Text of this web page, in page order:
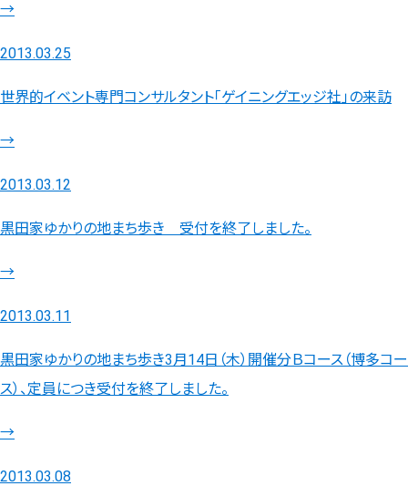
→
2013.03.25
世界的イベント専門コンサルタント「ゲイニングエッジ社」の来訪
→
2013.03.12
黒田家ゆかりの地まち歩き 受付を終了しました。
→
2013.03.11
黒田家ゆかりの地まち歩き3月14日（木）開催分Ｂコース（博多コー
ス）、定員につき受付を終了しました。
→
2013.03.08